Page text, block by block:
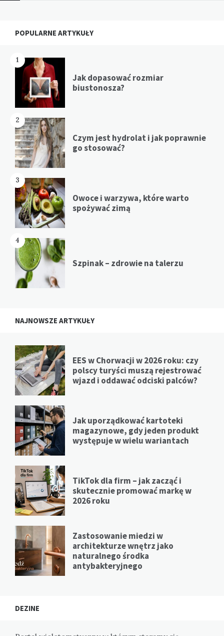
Widgets
POPULARNE ARTYKUŁY
1
Jak dopasować rozmiar
biustonosza?
2
Czym jest hydrolat i jak poprawnie
go stosować?
3
Owoce i warzywa, które warto
spożywać zimą
4
Szpinak – zdrowie na talerzu
NAJNOWSZE ARTYKUŁY
EES w Chorwacji w 2026 roku: czy
polscy turyści muszą rejestrować
wjazd i oddawać odciski palców?
Jak uporządkować kartoteki
magazynowe, gdy jeden produkt
występuje w wielu wariantach
TikTok dla firm – jak zacząć i
skutecznie promować markę w
2026 roku
Zastosowanie miedzi w
architekturze wnętrz jako
naturalnego środka
antybakteryjnego
DEZINE